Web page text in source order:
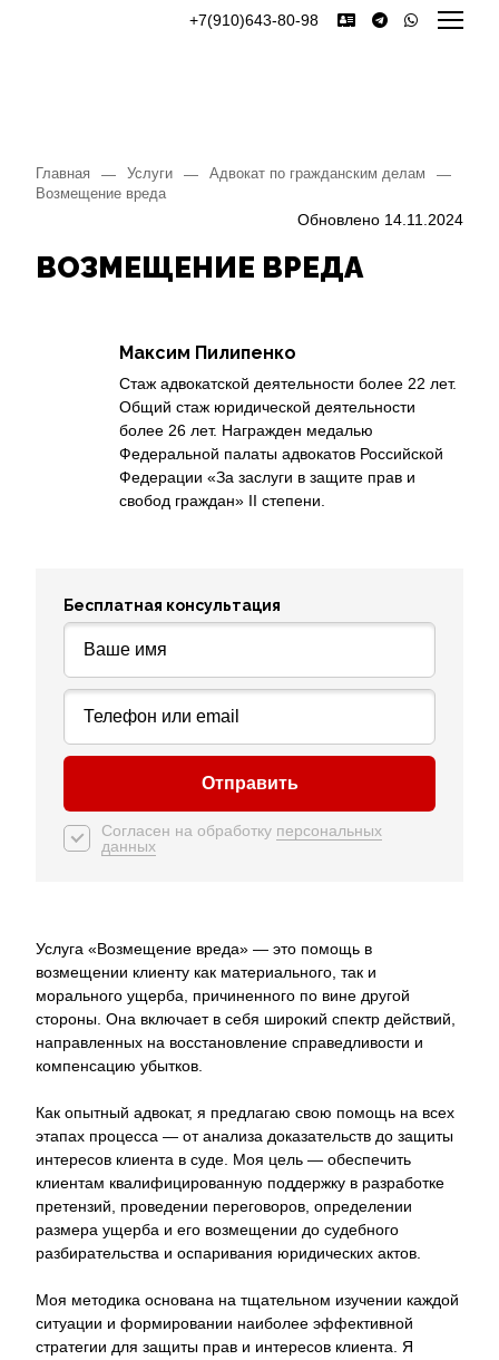
+7(910)643-80-98
Главная — Услуги — Адвокат по гражданским делам
—
Возмещение вреда
Обновлено 14.11.2024
ВОЗМЕЩЕНИЕ ВРЕДА
Максим Пилипенко
Стаж адвокатской деятельности более 22 лет.
Общий стаж юридической деятельности
более 26 лет. Награжден медалью
Федеральной палаты адвокатов Российской
Федерации «За заслуги в защите прав и
свобод граждан» II степени.
Бесплатная консультация
Оставьте это поле пустым.
Согласен на обработку персональных
данных
Услуга «Возмещение вреда» — это помощь в
возмещении клиенту как материального, так и
морального ущерба, причиненного по вине другой
стороны. Она включает в себя широкий спектр действий,
направленных на восстановление справедливости и
компенсацию убытков.
Как опытный адвокат, я предлагаю свою помощь на всех
этапах процесса — от анализа доказательств до защиты
интересов клиента в суде. Моя цель — обеспечить
клиентам квалифицированную поддержку в разработке
претензий, проведении переговоров, определении
размера ущерба и его возмещении до судебного
разбирательства и оспаривания юридических актов.
Моя методика основана на тщательном изучении каждой
ситуации и формировании наиболее эффективной
стратегии для защиты прав и интересов клиента. Я